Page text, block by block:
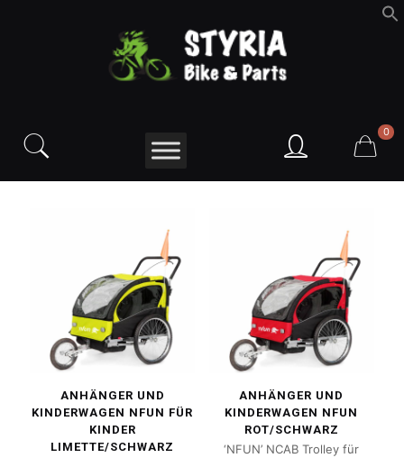
0
ANHÄNGER UND
KINDERWAGEN NFUN FÜR
KINDER
LIMETTE/SCHWARZ
ANHÄNGER UND
KINDERWAGEN NFUN
ROT/SCHWARZ
‘NFUN’ NCAB Trolley für